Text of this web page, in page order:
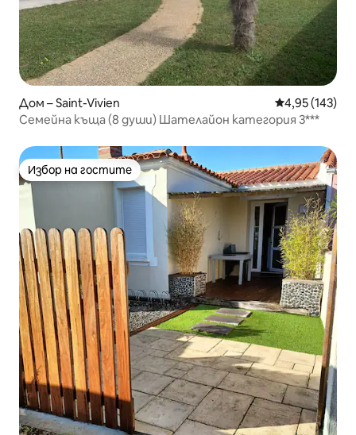
Дом – Saint-Vivien Средна
4,95 (143)
Семейна къща (8 души) Шателайон категория 3***
Избор на гостите
Избор на гостите